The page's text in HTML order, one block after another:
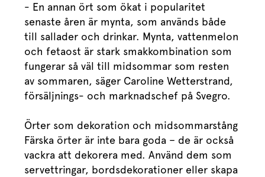
- En annan ört som ökat i popularitet
senaste åren är mynta, som används både
till sallader och drinkar. Mynta, vattenmelon
och fetaost är stark smakkombination som
fungerar så väl till midsommar som resten
av sommaren, säger Caroline Wetterstrand,
försäljnings- och marknadschef på Svegro.
Örter som dekoration och midsommarstång
Färska örter är inte bara goda – de är också
vackra att dekorera med. Använd dem som
servettringar, bordsdekorationer eller skapa